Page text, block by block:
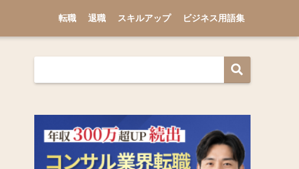
転職 退職 スキルアップ ビジネス用語集